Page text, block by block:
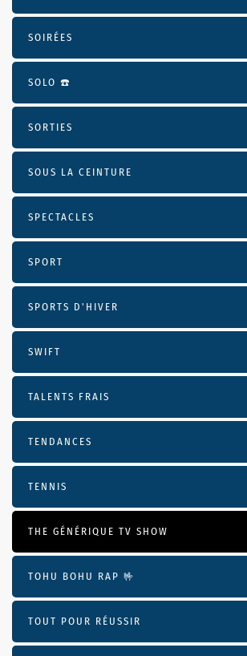
SOIRÉES
SOLO ☎️
SORTIES
SOUS LA CEINTURE
SPECTACLES
SPORT
SPORTS D'HIVER
SWIFT
TALENTS FRAIS
TENDANCES
TENNIS
THE GÉNÉRIQUE TV SHOW
TOHU BOHU RAP 🤟
TOUT POUR RÉUSSIR